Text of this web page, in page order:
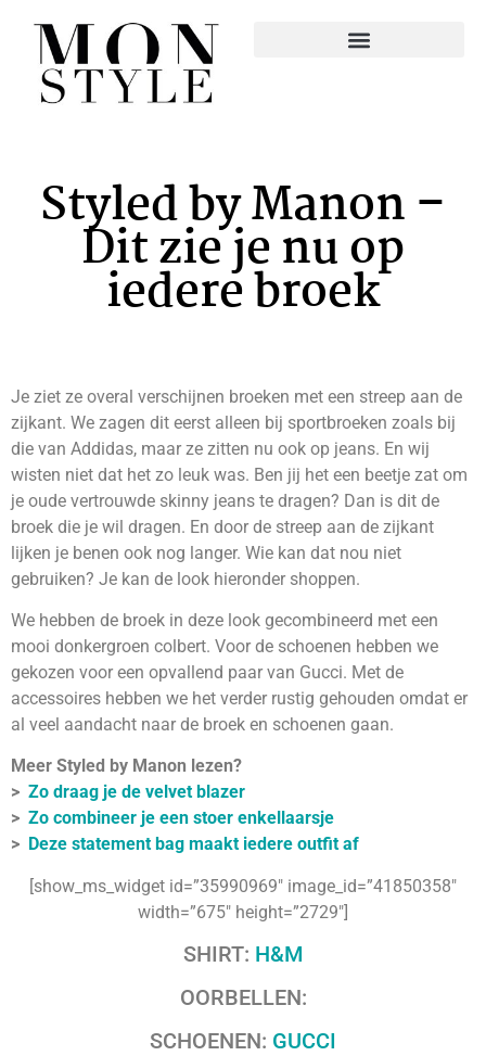
Styled by Manon –
Dit zie je nu op
iedere broek
Je ziet ze overal verschijnen broeken met een streep aan de
zijkant. We zagen dit eerst alleen bij sportbroeken zoals bij
die van Addidas, maar ze zitten nu ook op jeans. En wij
wisten niet dat het zo leuk was. Ben jij het een beetje zat om
je oude vertrouwde skinny jeans te dragen? Dan is dit de
broek die je wil dragen. En door de streep aan de zijkant
lijken je benen ook nog langer. Wie kan dat nou niet
gebruiken? Je kan de look hieronder shoppen.
We hebben de broek in deze look gecombineerd met een
mooi donkergroen colbert. Voor de schoenen hebben we
gekozen voor een opvallend paar van Gucci. Met de
accessoires hebben we het verder rustig gehouden omdat er
al veel aandacht naar de broek en schoenen gaan.
Meer Styled by Manon lezen?
> Zo draag je de velvet blazer
> Zo combineer je een stoer enkellaarsje
> Deze statement bag maakt iedere outfit af
[show_ms_widget id=”35990969″ image_id=”41850358″
width=”675″ height=”2729″]
SHIRT: H&M
OORBELLEN:
SCHOENEN: GUCCI